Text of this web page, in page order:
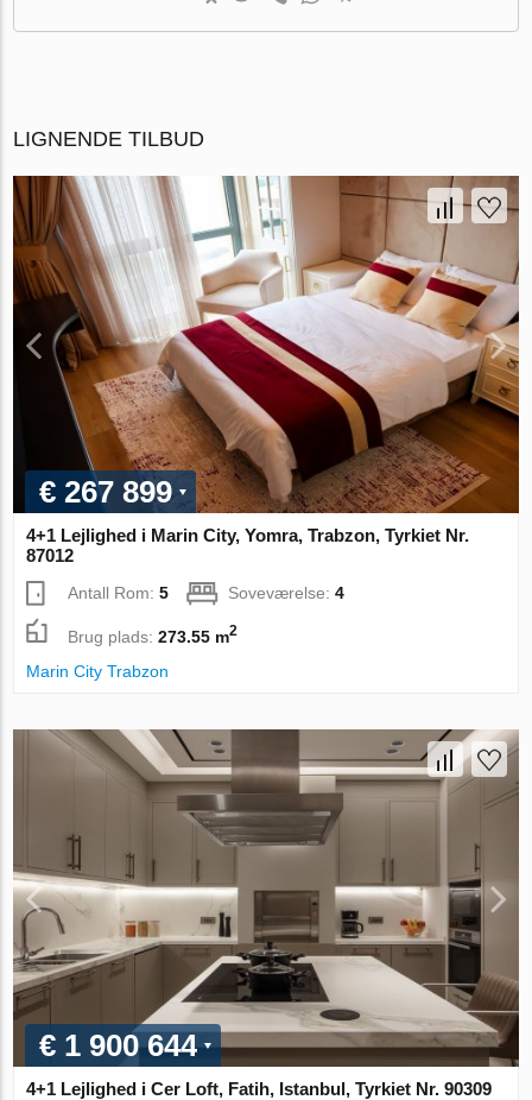
LIGNENDE TILBUD
€ 267 899
4+1 Lejlighed i Marin City, Yomra, Trabzon, Tyrkiet Nr.
87012
Antall Rom:5 Soveværelse:4
Brug plads:273.55 m2
Marin City Trabzon
€ 1 900 644
4+1 Lejlighed i Cer Loft, Fatih, Istanbul, Tyrkiet Nr. 90309